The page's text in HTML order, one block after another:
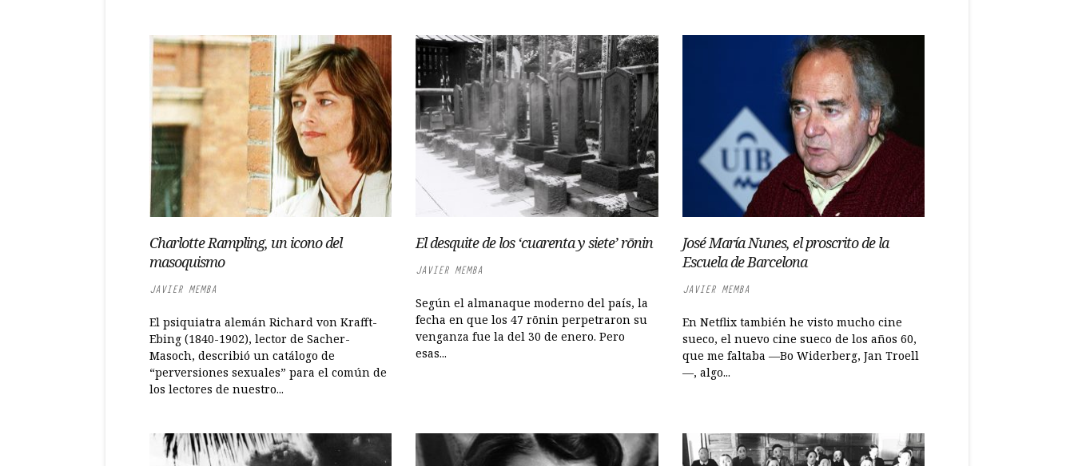
Charlotte Rampling, un icono del
masoquismo
JAVIER MEMBA
El psiquiatra alemán Richard von Krafft-
Ebing (1840-1902), lector de Sacher-
Masoch, describió un catálogo de
“perversiones sexuales” para el común de
los lectores de nuestro...
El desquite de los ‘cuarenta y siete’ rōnin
JAVIER MEMBA
Según el almanaque moderno del país, la
fecha en que los 47 rōnin perpetraron su
venganza fue la del 30 de enero. Pero
esas...
José María Nunes, el proscrito de la
Escuela de Barcelona
JAVIER MEMBA
En Netflix también he visto mucho cine
sueco, el nuevo cine sueco de los años 60,
que me faltaba —Bo Widerberg, Jan Troell
—, algo...